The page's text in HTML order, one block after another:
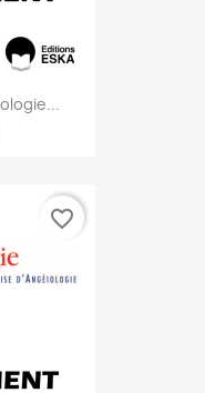
favorite_border